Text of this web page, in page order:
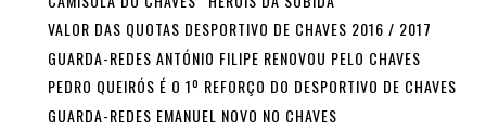
VALOR DAS QUOTAS DESPORTIVO DE CHAVES 2016 / 2017
GUARDA-REDES ANTÓNIO FILIPE RENOVOU PELO CHAVES
PEDRO QUEIRÓS É O 1º REFORÇO DO DESPORTIVO DE CHAVES
GUARDA-REDES EMANUEL NOVO NO CHAVES